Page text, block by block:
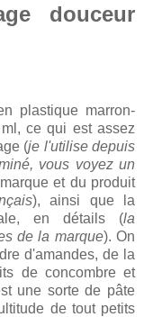
douceur
plastique marron-
ce qui est assez
(je l'utilise depuis
vous voyez un
et du produit
), ainsi que la
en détails (la
de la marque). On
d'amandes, de la
de concombre et
une sorte de pâte
de tout petits